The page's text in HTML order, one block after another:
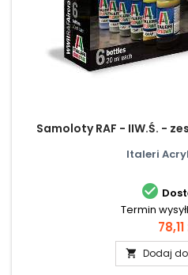
Samoloty RAF - IIW.Ś. -
Italeri

Termin
78,11
 Dodaj